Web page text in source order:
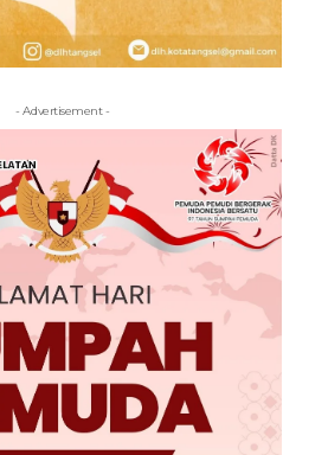
- Advertisement -